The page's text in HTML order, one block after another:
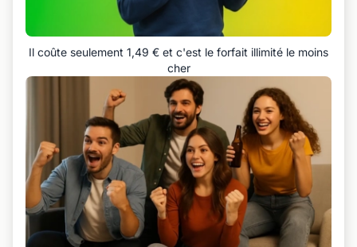
Il coûte seulement 1,49 € et c'est le forfait illimité le moins
cher